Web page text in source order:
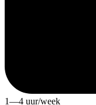
1—4 uur/week